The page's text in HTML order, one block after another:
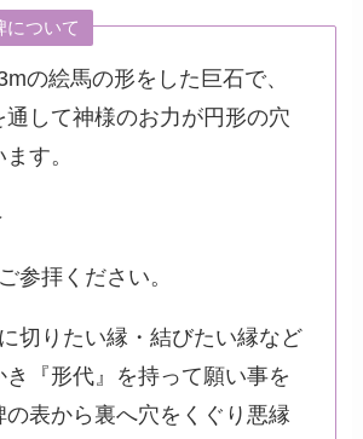
について
の絵馬の形をした巨石で、
通して神様のお力が円形の穴
す。
参拝ください。
切りたい縁・結びたい縁など
『形代』を持って願い事を
表から裏へ穴をくぐり悪縁